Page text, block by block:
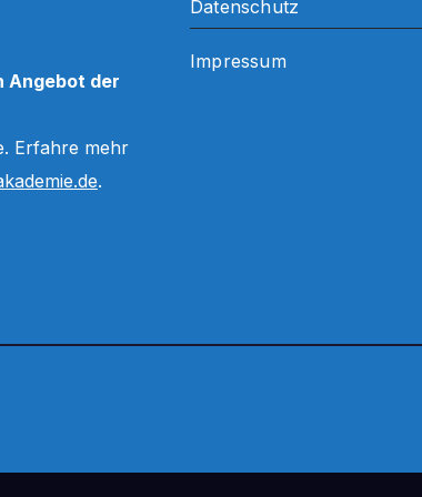
Angebot der
Erfahre mehr
.
Datenschutz
Impressum